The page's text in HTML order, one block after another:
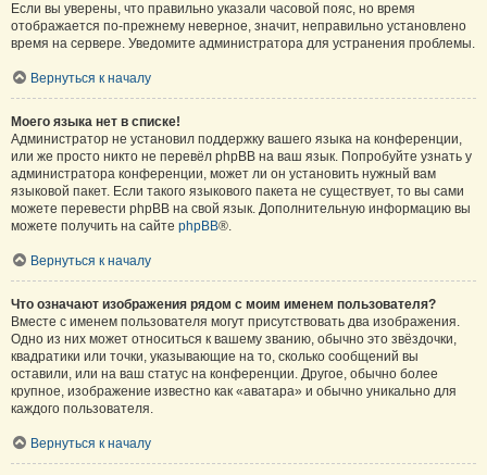
Если вы уверены, что правильно указали часовой пояс, но время
отображается по-прежнему неверное, значит, неправильно установлено
время на сервере. Уведомите администратора для устранения проблемы.
Вернуться к началу
Моего языка нет в списке!
Администратор не установил поддержку вашего языка на конференции,
или же просто никто не перевёл phpBB на ваш язык. Попробуйте узнать у
администратора конференции, может ли он установить нужный вам
языковой пакет. Если такого языкового пакета не существует, то вы сами
можете перевести phpBB на свой язык. Дополнительную информацию вы
можете получить на сайте phpBB®.
Вернуться к началу
Что означают изображения рядом с моим именем пользователя?
Вместе с именем пользователя могут присутствовать два изображения.
Одно из них может относиться к вашему званию, обычно это звёздочки,
квадратики или точки, указывающие на то, сколько сообщений вы
оставили, или на ваш статус на конференции. Другое, обычно более
крупное, изображение известно как «аватара» и обычно уникально для
каждого пользователя.
Вернуться к началу